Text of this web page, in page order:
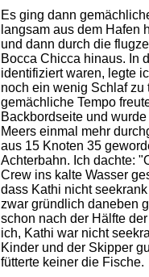
Es ging dann
langsam aus dem Hafen
und dann durch die
Bocca Chicca hinaus. In
identifiziert waren, legte
noch ein wenig Schlaf zu
gemächliche Tempo
Backbordseite und
Meers einmal mehr
aus 15 Knoten 35
Achterbahn. Ich dachte:
Crew ins kalte Wasser
dass Kathi nicht
zwar gründlich daneben
schon nach der Hälfte
ich, Kathi war nicht
Kinder und der Skipper
fütterte keiner die Fische.